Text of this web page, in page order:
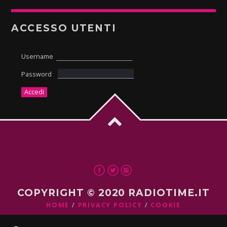
ACCESSO UTENTI
Username
Password
COPYRIGHT © 2020 RADIOTIME.IT
HOME PRIVACY POLICY COOKIE